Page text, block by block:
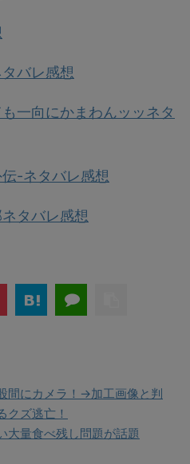
バレ感想
一向にかまわんッッネタ
-ネタバレ感想
タバレ感想
間にカメラ！→加工画像と判
クズ逃亡！
大量食べ残し問題が話題